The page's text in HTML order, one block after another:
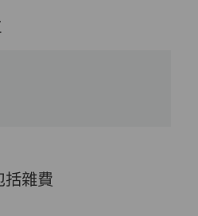
括雜費